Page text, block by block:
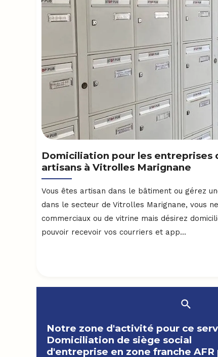
Domiciliation pour les entreprises
artisans à Vitrolles Marignane
Vous êtes artisan dans le bâtiment ou gérez
dans le secteur de Vitrolles Marignane, vous
commerciaux ou de vitrine mais désirez
pouvoir recevoir vos courriers et app...
Notre zone d'activité pour ce
Domiciliation de siège social
d'entreprise en zone franche AFR